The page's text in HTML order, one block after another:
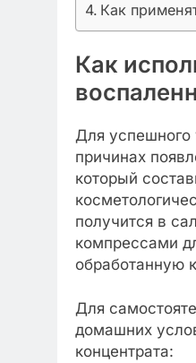
Как
Как
Для успешного
причинах
который
получится в
компрессами
обработанную
Для
домашних
концентрата: